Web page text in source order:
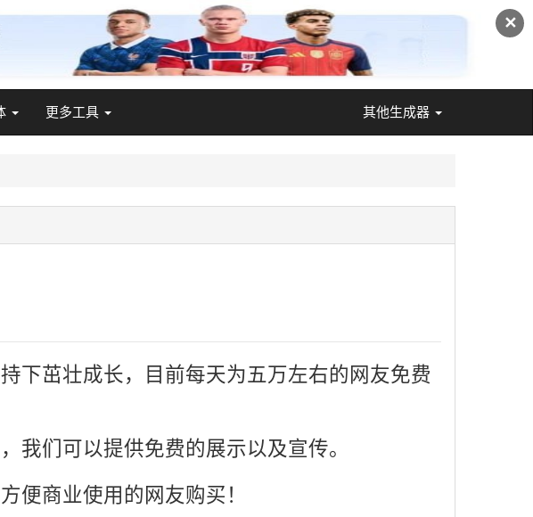
✕
更多工具 其他生成器
下茁壮成长，目前每天为五万左右的网友免费
我们可以提供免费的展示以及宣传。
便商业使用的网友购买！